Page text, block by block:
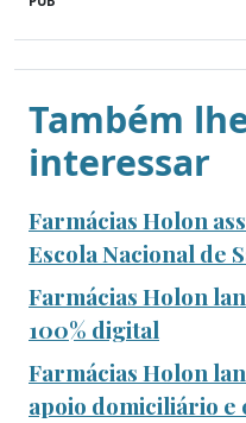
Também
interessar
Farmácias Holon
Escola Nacional de
Farmácias Holon
100% digital
Farmácias Holon
apoio domiciliário